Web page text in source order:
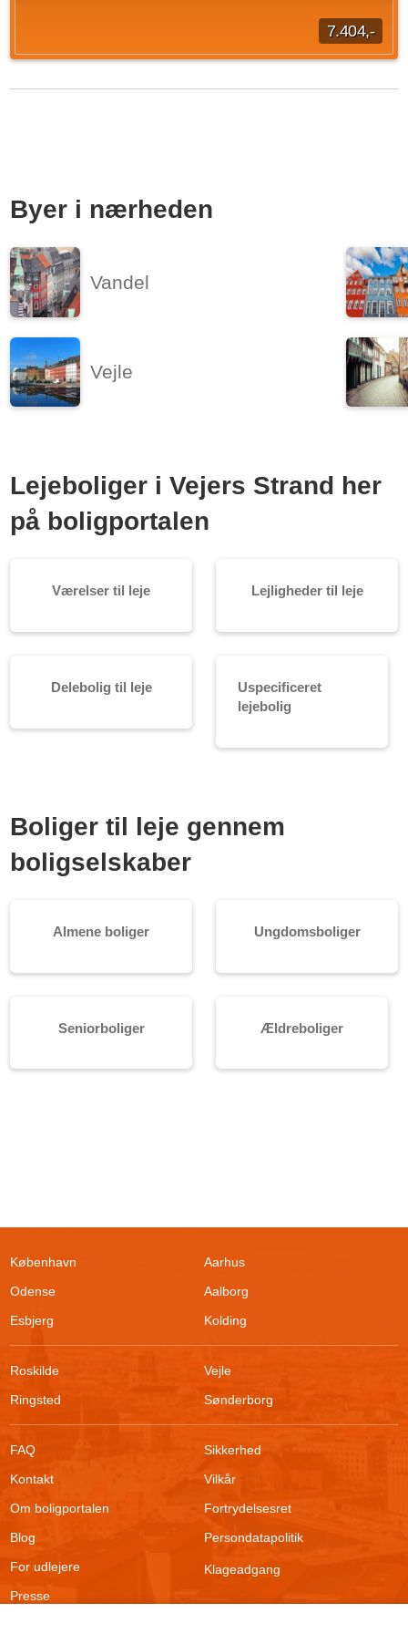
7.404,-
på 88 m2 ledig fra d. 15. august 2026. Den månedlige husleje
Byer i nærheden
Vandel
Vejle
Lejeboliger i Vejers Strand her
på boligportalen
Værelser til leje Lejligheder til leje
Delebolig til leje
Uspecificeret
lejebolig
Boliger til leje gennem
boligselskaber
Almene boliger Ungdomsboliger
Seniorboliger Ældreboliger
FAQ
Kontakt
Om boligportalen
Blog
For udlejere
Presse
København
Aarhus
Odense
Aalborg
Esbjerg
Kolding
Roskilde
Vejle
Ringsted
Sønderborg
Sikkerhed
Vilkår
Fortrydelsesret
Persondatapolitik
Klageadgang